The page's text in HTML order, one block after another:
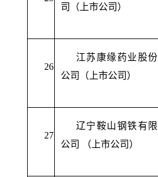
司（上市公司）
26
江苏康缘药业股份
公司（上市公司）
27
辽宁鞍山钢铁有限
公司 （上市公司）